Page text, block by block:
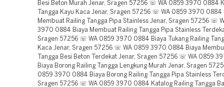
Besi Beton Murah Jenar, Sragen 57256 ☏ WA 0859 3970 0884
Tangga Kayu Kaca Jenar, Sragen 57256 ☏ WA 0859 3970 0884
Membuat Railing Tangga Pipa Stainless Jenar, Sragen 57256 ☏
3970 0884 Biaya Membuat Railing Tangga Pipa Stainless
Sragen 57256 ☏ WA 0859 3970 0884 Biaya Tukang Railing
Kaca Jenar, Sragen 57256 ☏ WA 0859 3970 0884 Biaya
Tangga Besi Beton Terdekat Jenar, Sragen 57256 ☏ WA 0859
Biaya Borong Railing Tangga Lengkung Murah Jenar, Sragen
0859 3970 0884 Biaya Borong Railing Tangga Pipa Stainless
Sragen 57256 ☏ WA 0859 3970 0884 Katalog Railing Tangga